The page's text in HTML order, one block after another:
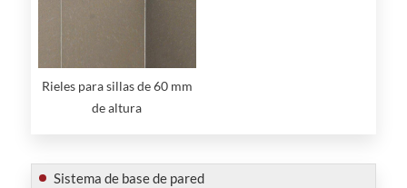
Rieles para sillas de 60 mm
de altura
Sistema de base de pared